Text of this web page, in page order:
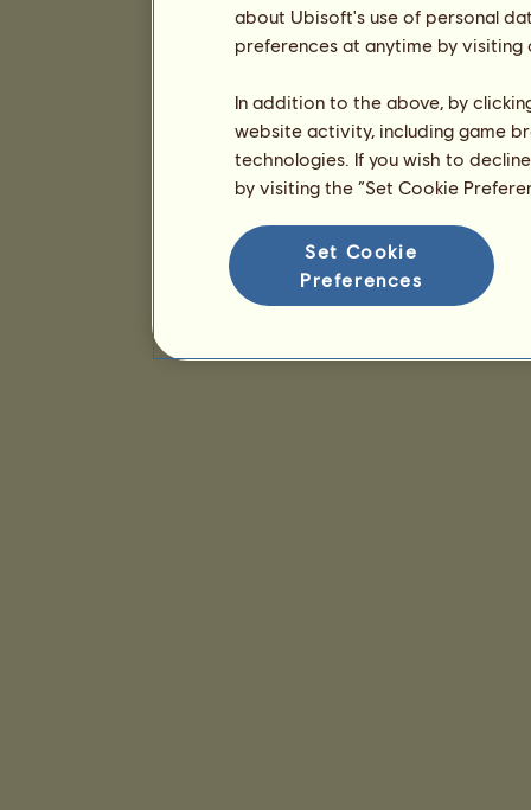
about Ubisoft's use of personal
preferences at anytime by
In addition to the above, by
website activity, including game
technologies. If you wish to
by visiting the “Set Cookie
Set Cookie
Preferences